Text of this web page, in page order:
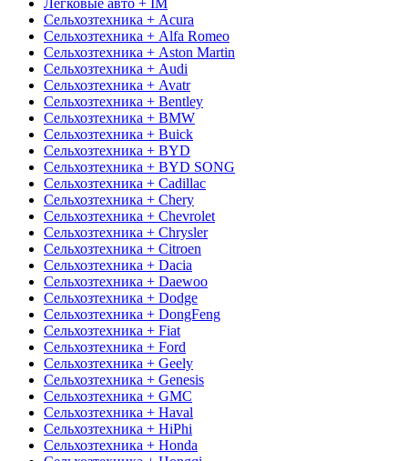
Сельхозтехника + Acura
Сельхозтехника + Alfa Romeo
Сельхозтехника + Aston Martin
Сельхозтехника + Audi
Сельхозтехника + Avatr
Сельхозтехника + Bentley
Сельхозтехника + BMW
Сельхозтехника + Buick
Сельхозтехника + BYD
Сельхозтехника + BYD SONG
Сельхозтехника + Cadillac
Сельхозтехника + Chery
Сельхозтехника + Chevrolet
Сельхозтехника + Chrysler
Сельхозтехника + Citroen
Сельхозтехника + Dacia
Сельхозтехника + Daewoo
Сельхозтехника + Dodge
Сельхозтехника + DongFeng
Сельхозтехника + Fiat
Сельхозтехника + Ford
Сельхозтехника + Geely
Сельхозтехника + Genesis
Сельхозтехника + GMC
Сельхозтехника + Haval
Сельхозтехника + HiPhi
Сельхозтехника + Honda